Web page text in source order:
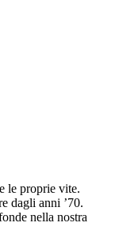
le proprie vite.
dagli anni ’70.
nella nostra